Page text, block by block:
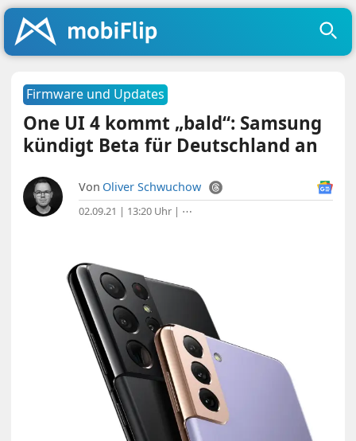
Firmware und Updates
One UI 4 kommt „bald“: Samsung
kündigt Beta für Deutschland an
Von Oliver Schwuchow
02.09.21 | 13:20 Uhr | ⋯